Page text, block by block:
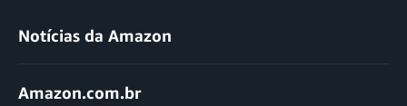
Notícias da Amazon
Amazon.com.br